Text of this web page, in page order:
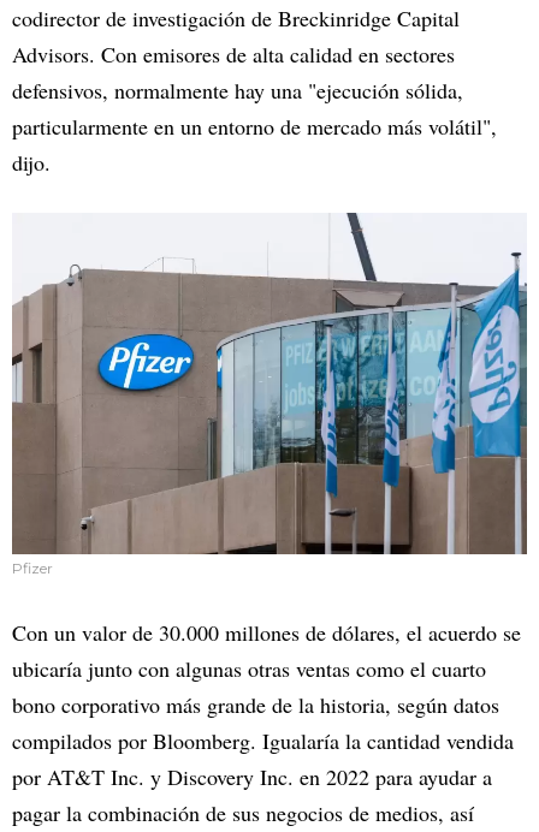
codirector de investigación de Breckinridge Capital
Advisors. Con emisores de alta calidad en sectores
defensivos, normalmente hay una "ejecución sólida,
particularmente en un entorno de mercado más volátil",
dijo.
Pfizer
Con un valor de 30.000 millones de dólares, el acuerdo se
ubicaría junto con algunas otras ventas como el cuarto
bono corporativo más grande de la historia, según datos
compilados por Bloomberg. Igualaría la cantidad vendida
por AT&T Inc. y Discovery Inc. en 2022 para ayudar a
pagar la combinación de sus negocios de medios, así